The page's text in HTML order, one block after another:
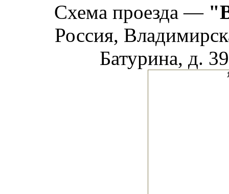
Схема проезда —
Россия,
Батурина, д.